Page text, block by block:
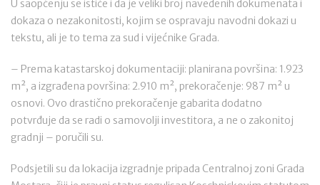
U saopćenju se ističe i da je veliki broj navedenih dokumenata i
dokaza o nezakonitosti, kojim se ospravaju navodni dokazi u
tekstu, ali je to tema za sud i vijećnike Grada.
– Prema katastarskoj dokumentaciji: planirana površina: 1.923
m², a izgrađena površina: 2.910 m², prekoračenje: 987 m² u
osnovi. Ovo drastično prekoračenje gabarita dodatno
potvrđuje da se radi o samovolji investitora, a ne o zakonitoj
gradnji – poručili su.
Podsjetili su da lokacija izgradnje pripada Centralnoj zoni Grada